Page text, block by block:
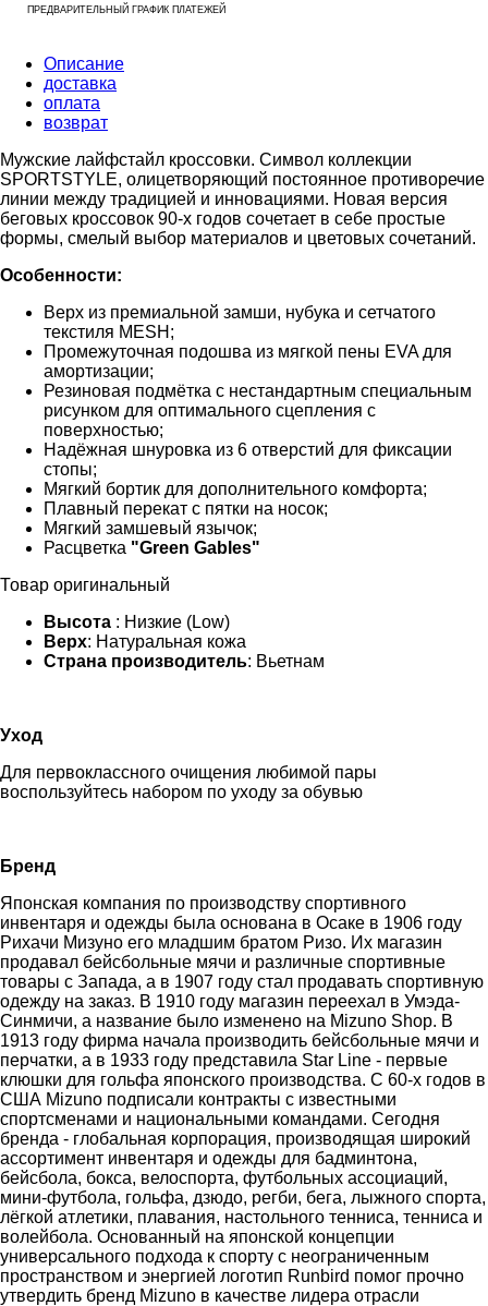
ПРЕДВАРИТЕЛЬНЫЙ ГРАФИК ПЛАТЕЖЕЙ
Описание
доставка
оплата
возврат
Мужские лайфстайл кроссовки. Символ коллекции
SPORTSTYLE, олицетворяющий постоянное противоречие
линии между традицией и инновациями. Новая версия
беговых кроссовок 90-х годов сочетает в себе простые
формы, смелый выбор материалов и цветовых сочетаний.
Особенности:
Верх из премиальной замши, нубука и сетчатого
текстиля MESH;
Промежуточная подошва из мягкой пены EVA для
амортизации;
Резиновая подмётка с нестандартным специальным
рисунком для оптимального сцепления с
поверхностью;
Надёжная шнуровка из 6 отверстий для фиксации
стопы;
Мягкий бортик для дополнительного комфорта;
Плавный перекат с пятки на носок;
Мягкий замшевый язычок;
Расцветка "Green Gables"
Товар оригинальный
Высота : Низкие (Low)
Верх: Натуральная кожа
Страна производитель: Вьетнам
Уход
Для первоклассного очищения любимой пары
воспользуйтесь набором по уходу за обувью
Бренд
Японская компания по производству спортивного
инвентаря и одежды была основана в Осаке в 1906 году
Рихачи Мизуно его младшим братом Ризо. Их магазин
продавал бейсбольные мячи и различные спортивные
товары с Запада, а в 1907 году стал продавать спортивную
одежду на заказ. В 1910 году магазин переехал в Умэда-
Синмичи, а название было изменено на Mizuno Shop. В
1913 году фирма начала производить бейсбольные мячи и
перчатки, а в 1933 году представила Star Line - первые
клюшки для гольфа японского производства. С 60-х годов в
США Mizuno подписали контракты с известными
спортсменами и национальными командами. Сегодня
бренда - глобальная корпорация, производящая широкий
ассортимент инвентаря и одежды для бадминтона,
бейсбола, бокса, велоспорта, футбольных ассоциаций,
мини-футбола, гольфа, дзюдо, регби, бега, лыжного спорта,
лёгкой атлетики, плавания, настольного тенниса, тенниса и
волейбола. Основанный на японской концепции
универсального подхода к спорту с неограниченным
пространством и энергией логотип Runbird помог прочно
утвердить бренд Mizuno в качестве лидера отрасли